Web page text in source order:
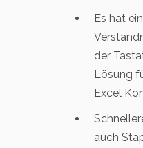
Es hat
der
Lösung
Excel
auch